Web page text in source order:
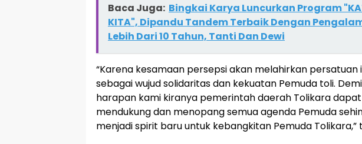
Baca Juga: Bingkai Karya Luncurkan Program
KITA", Dipandu Tandem Terbaik Dengan
Lebih Dari 10 Tahun, Tanti Dan Dewi
“Karena kesamaan persepsi akan melahirkan persatuan
sebagai wujud solidaritas dan kekuatan Pemuda toli.
harapan kami kiranya pemerintah daerah Tolikara dapat
mendukung dan menopang semua agenda Pemuda
menjadi spirit baru untuk kebangkitan Pemuda Tolikara,”